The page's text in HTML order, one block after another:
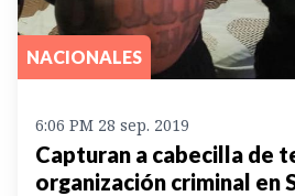
NACIONALES
6:06 PM 28 sep. 2019
Capturan a cabecilla de
organización criminal en